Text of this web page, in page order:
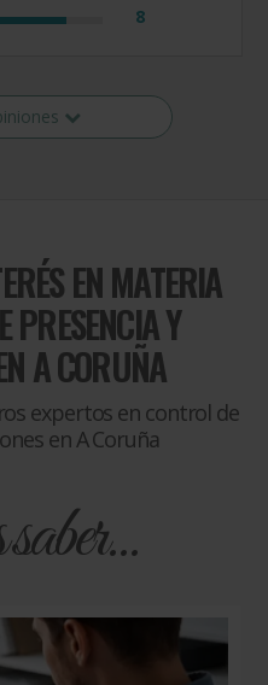
8
EN MATERIA
PRESENCIA Y
A CORUÑA
expertos en control de
en A Coruña